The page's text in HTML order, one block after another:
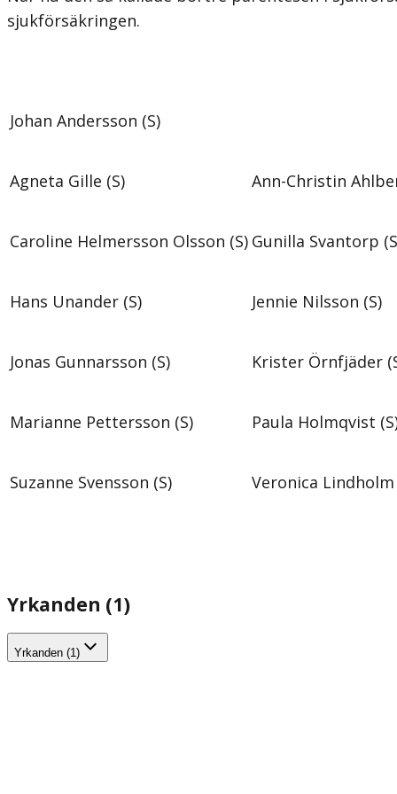
sjukförsäkringen.
Johan Andersson (S)
Agneta Gille (S) Ann-Christin
Caroline Helmersson Olsson (S) Gunilla Svantorp
Hans Unander (S) Jennie Nilsson (S)
Jonas Gunnarsson (S) Krister Örnfjäder
Marianne Pettersson (S) Paula Holmqvist
Suzanne Svensson (S) Veronica Lindholm
Yrkanden (1)
Yrkanden (1)